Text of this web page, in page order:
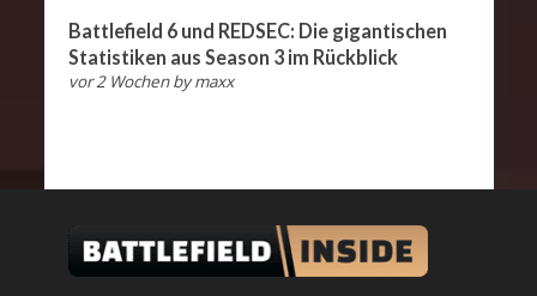
Battlefield 6 und REDSEC: Die gigantischen
Statistiken aus Season 3 im Rückblick
vor 2 Wochen bymaxx